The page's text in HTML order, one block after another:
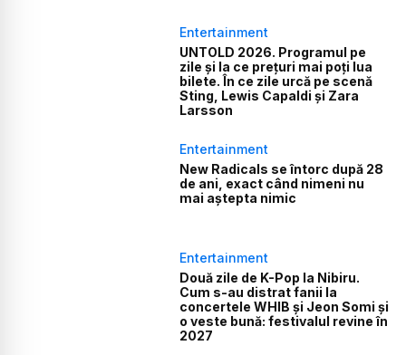
Entertainment
UNTOLD 2026. Programul pe
zile și la ce prețuri mai poți lua
bilete. În ce zile urcă pe scenă
Sting, Lewis Capaldi și Zara
Larsson
Entertainment
New Radicals se întorc după 28
de ani, exact când nimeni nu
mai aștepta nimic
Entertainment
Două zile de K-Pop la Nibiru.
Cum s-au distrat fanii la
concertele WHIB și Jeon Somi și
o veste bună: festivalul revine în
2027